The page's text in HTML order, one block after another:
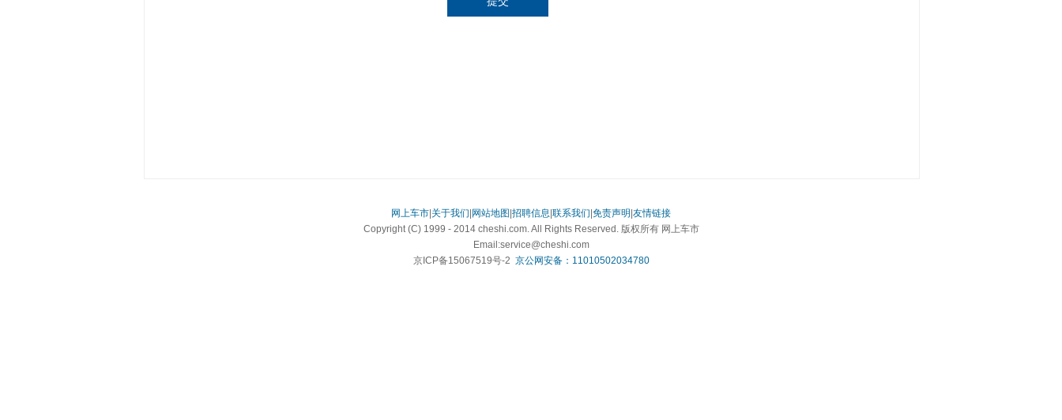
网上车市 关于我们 网站地图 招聘信息 联系我们 免责声明 友情链接
Copyright (C) 1999 - 2014 cheshi.com. All Rights Reserved. 版权所有 网上车市
Email:service@cheshi.com
京ICP备15067519号-2 京公网安备：11010502034780